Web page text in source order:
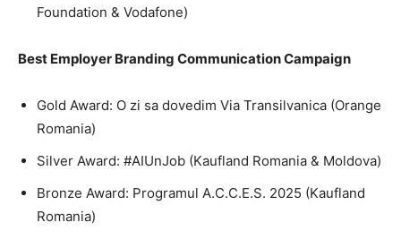
Foundation & Vodafone)
Best Employer Branding Communication Campaign
Gold Award: O zi sa dovedim Via Transilvanica (Orange
Romania)
Silver Award: #AIUnJob (Kaufland Romania & Moldova)
Bronze Award: Programul A.C.C.E.S. 2025 (Kaufland
Romania)